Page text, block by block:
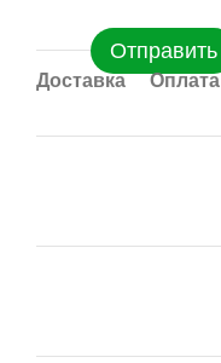
Отправить
Доставка Оплата